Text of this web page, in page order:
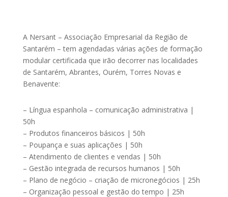
A Nersant – Associação Empresarial da Região de
Santarém – tem agendadas várias ações de formação
modular certificada que irão decorrer nas localidades
de Santarém, Abrantes, Ourém, Torres Novas e
Benavente:
– Língua espanhola – comunicação administrativa |
50h
– Produtos financeiros básicos | 50h
– Poupança e suas aplicações | 50h
– Atendimento de clientes e vendas | 50h
– Gestão integrada de recursos humanos | 50h
– Plano de negócio – criação de micronegócios | 25h
– Organização pessoal e gestão do tempo | 25h